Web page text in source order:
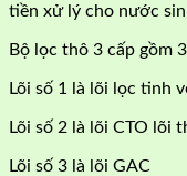
tiền xử lý cho nước
Bộ lọc thô 3 cấp gồm
Lõi số 1 là lõi lọc tinh
Lõi số 2 là lõi CTO lõi
Lõi số 3 là lõi GAC